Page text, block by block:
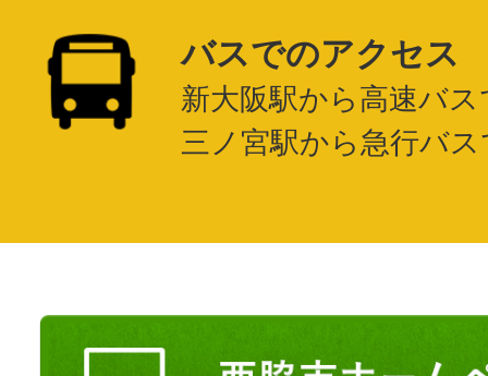
バスでのアクセス
新大阪駅から高速バ
三ノ宮駅から急行バ